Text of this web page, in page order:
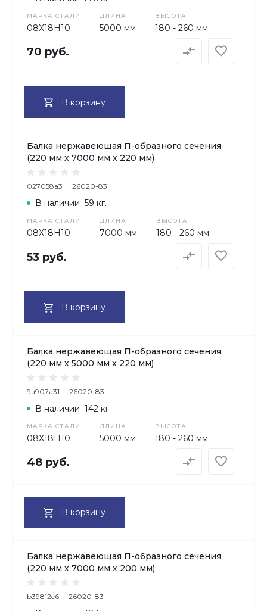
МАРКА СТАЛИ
08Х18H10
ДЛИНА
5000 мм
ВЫСОТА
180 - 260 мм
70 руб.
В корзину
Балка нержавеющая П-образного сечения
(220 мм х 7000 мм х 220 мм)
027058a3 26020-83
МАРКА СТАЛИ
08Х18H10
ДЛИНА
7000 мм
ВЫСОТА
180 - 260 мм
В наличии 59 кг.
53 руб.
В корзину
Балка нержавеющая П-образного сечения
(220 мм х 5000 мм х 220 мм)
9a907a31 26020-83
МАРКА СТАЛИ
08Х18H10
ДЛИНА
5000 мм
ВЫСОТА
180 - 260 мм
В наличии 142 кг.
48 руб.
В корзину
Балка нержавеющая П-образного сечения
(220 мм х 7000 мм х 200 мм)
b39812c6 26020-83